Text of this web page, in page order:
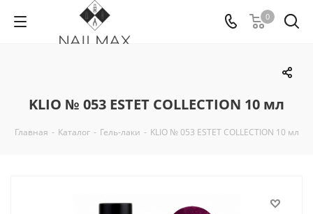
0
KLIO № 053 ESTET COLLECTION 10 мл
Главная - Каталог - Гель-лаки - KLIO № 053 ESTET COLLECTION 10 мл